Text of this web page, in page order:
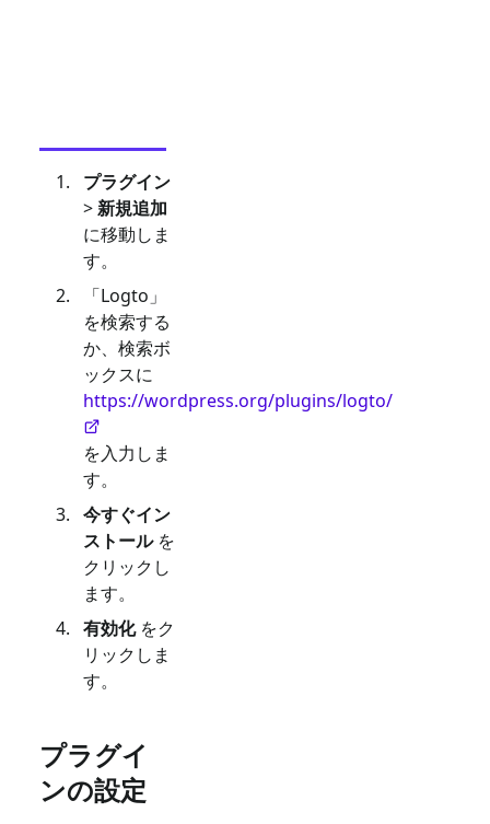
プラグイン
>新規追加
に移動しま
す。
「Logto」
を検索する
か、検索ボ
ックスに
https://wordpress.org/plugins/logto/
を入力しま
す。
今すぐイン
ストールを
クリックし
ます。
有効化をク
リックしま
す。
プラグイ
ンの設定